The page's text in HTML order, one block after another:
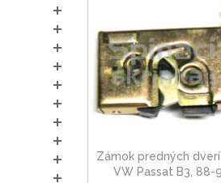
Zámok predných
VW Passat B3, 88-